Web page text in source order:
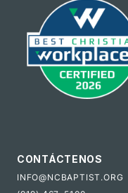
CONTÁCTENOS
INFO@NCBAPTIST.ORG